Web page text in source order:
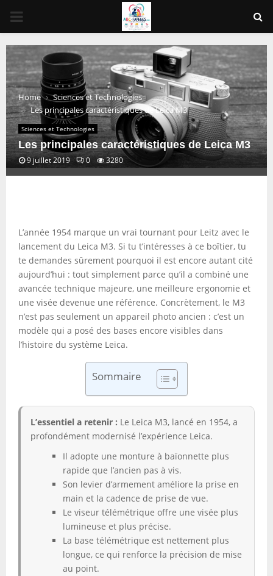
PRIMARY
MENU
Home
Sciences et Technologies
Les principales caractéristiques de Leica M3
Sciences et Technologies
Les principales caractéristiques de Leica M3
9 juillet 2019 0 3280
L’année 1954 marque un vrai tournant pour Leitz avec le
lancement du Leica M3. Si tu t’intéresses à ce boîtier, tu
te demandes sûrement pourquoi il est encore autant cité
aujourd’hui : tout simplement parce qu’il a combiné une
avancée technique majeure, une meilleure ergonomie et
une visée devenue une référence. Concrètement, le M3
n’est pas seulement un appareil photo ancien : c’est un
modèle qui a posé des bases encore visibles dans
l’histoire du système Leica.
Sommaire
L’essentiel a retenir : Le Leica M3, lancé en 1954, a
profondément modernisé l’expérience Leica.
Il adopte une monture à baïonnette plus
rapide que l’ancien pas à vis.
Son levier d’armement améliore la prise en
main et la cadence de prise de vue.
Le viseur télémétrique offre une visée plus
lumineuse et plus précise.
La base télémétrique est nettement plus
longue, ce qui renforce la précision de mise
au point.